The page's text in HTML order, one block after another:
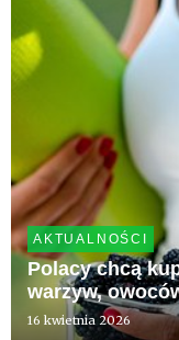
AKTUALNOŚCI
Polacy chcą
warzyw,
16 kwietnia 2026